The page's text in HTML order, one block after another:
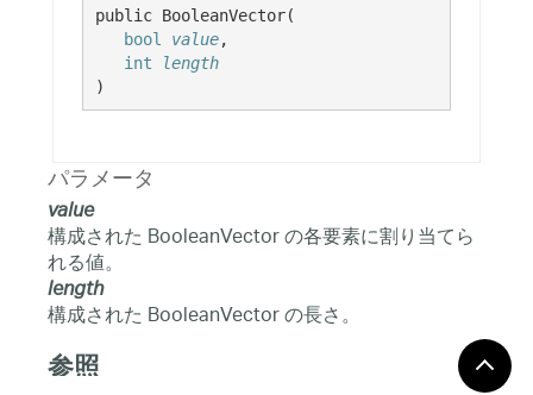
public BooleanVector(
bool
value,
int
length
)
パラメータ
value
構成された BooleanVector の各要素に割り当てら
れる値。
length
構成された BooleanVector の長さ。
参照